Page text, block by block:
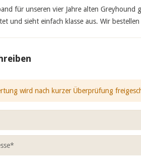
für unseren vier Jahre alten
und sieht einfach klasse aus. Wir
wird nach kurzer Überprüfung